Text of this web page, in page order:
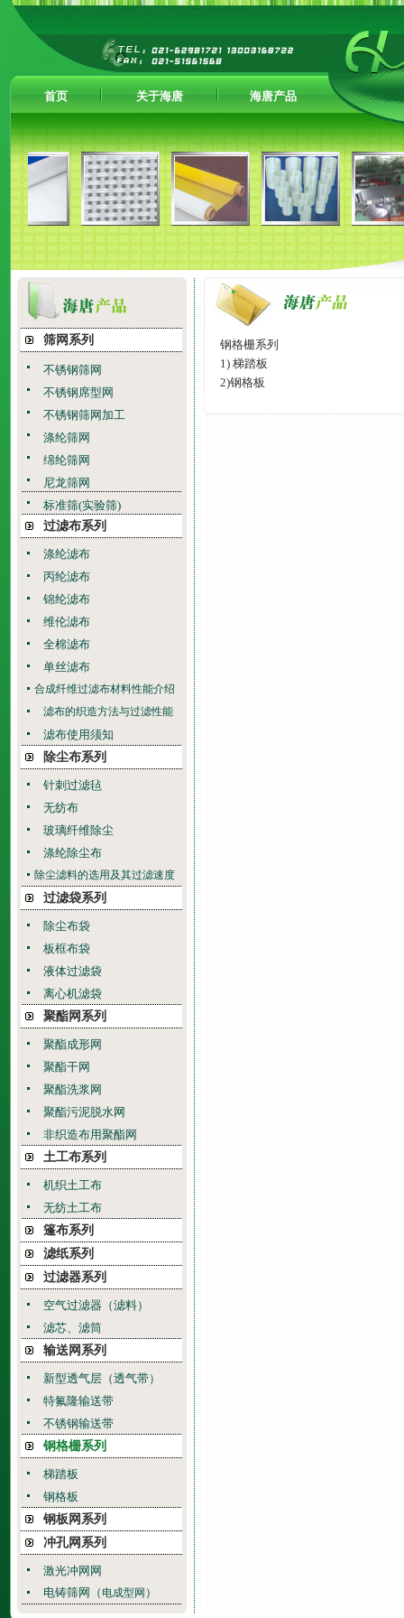
首页 关于海唐 海唐产品
筛网系列
不锈钢筛网
不锈钢席型网
不锈钢筛网加工
涤纶筛网
绵纶筛网
尼龙筛网
标准筛(实验筛)
过滤布系列
涤纶滤布
丙纶滤布
锦纶滤布
维伦滤布
全棉滤布
单丝滤布
合成纤维过滤布材料性能介绍
滤布的织造方法与过滤性能
滤布使用须知
除尘布系列
针刺过滤毡
无纺布
玻璃纤维除尘
涤纶除尘布
除尘滤料的选用及其过滤速度
过滤袋系列
除尘布袋
板框布袋
液体过滤袋
离心机滤袋
聚酯网系列
聚酯成形网
聚酯干网
聚酯洗浆网
聚酯污泥脱水网
非织造布用聚酯网
土工布系列
机织土工布
无纺土工布
篷布系列
滤纸系列
过滤器系列
空气过滤器（滤料）
滤芯、滤筒
输送网系列
新型透气层（透气带）
特氟隆输送带
不锈钢输送带
钢格栅系列
梯踏板
钢格板
钢板网系列
冲孔网系列
激光冲网网
电铸筛网（电成型网 ）
钢格栅系列
1) 梯踏板
2)钢格板